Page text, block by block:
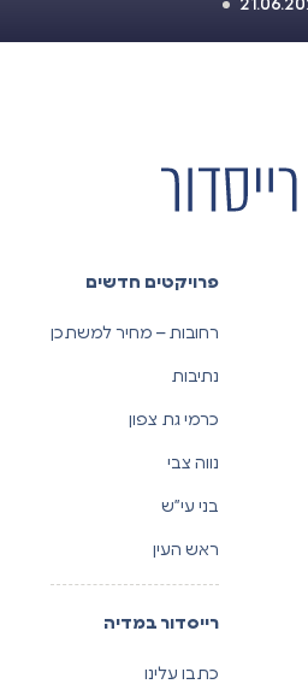
פרויקטים חדשים
רחובות – מחיר למשתכן
נתיבות
כרמי גת צפון
נווה צבי
בני עי”ש
ראש העין
רייסדור במדיה
כתבו עלינו